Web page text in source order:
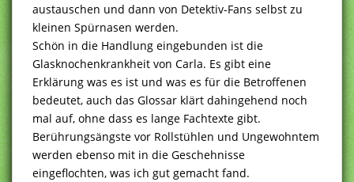
austauschen und dann von Detektiv-Fans selbst zu
kleinen Spürnasen werden.
Schön in die Handlung eingebunden ist die
Glasknochenkrankheit von Carla. Es gibt eine
Erklärung was es ist und was es für die Betroffenen
bedeutet, auch das Glossar klärt dahingehend noch
mal auf, ohne dass es lange Fachtexte gibt.
Berührungsängste vor Rollstühlen und Ungewohntem
werden ebenso mit in die Geschehnisse
eingeflochten, was ich gut gemacht fand.